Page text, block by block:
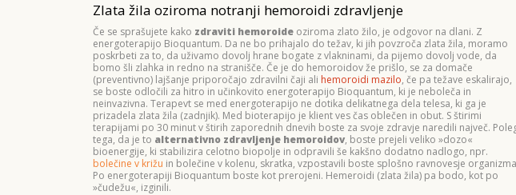
Zlata žila oziroma notranji hemoroidi zdravljenje
Če se sprašujete kako zdraviti hemoroide oziroma zlato žilo, je odgovor na dlani. Z
energoterapijo Bioquantum. Da ne bo prihajalo do težav, ki jih povzroča zlata žila, moramo
poskrbeti za to, da uživamo dovolj hrane bogate z vlakninami, da pijemo dovolj vode, da
bomo šli zlahka in redno na stranišče. Če je do hemoroidov že prišlo, se za domače
(preventivno) lajšanje priporočajo zdravilni čaji ali hemoroidi mazilo, če pa težave eskalirajo,
se boste odločili za hitro in učinkovito energoterapijo Bioquantum, ki je neboleča in
neinvazivna. Terapevt se med energoterapijo ne dotika delikatnega dela telesa, ki ga je
prizadela zlata žila (zadnjik). Med bioterapijo je klient ves čas oblečen in obut. S štirimi
terapijami po 30 minut v štirih zaporednih dnevih boste za svoje zdravje naredili največ.
tega, da je to alternativno zdravljenje hemoroidov, boste prejeli veliko »dozo«
bioenergije, ki stabilizira celotno biopolje in odpravili še kakšno dodatno nadlogo, npr.
bolečine v križu in bolečine v kolenu, skratka, vzpostavili boste splošno ravnovesje
Po energoterapiji Bioquantum boste kot prerojeni. Hemeroidi (zlata žila) pa bodo, kot po
»čudežu«, izginili.